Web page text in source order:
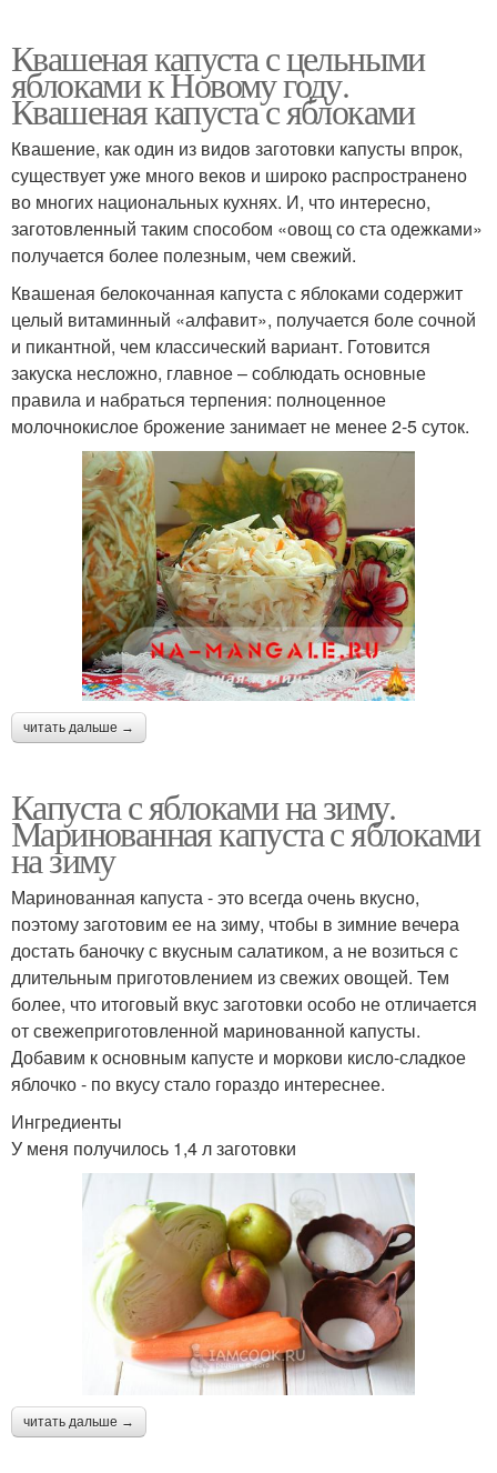
Квашеная капуста с цельными
яблоками к Новому году.
Квашеная капуста с яблоками
Квашение, как один из видов заготовки капусты впрок,
существует уже много веков и широко распространено
во многих национальных кухнях. И, что интересно,
заготовленный таким способом «овощ со ста одежками»
получается более полезным, чем свежий.
Квашеная белокочанная капуста с яблоками содержит
целый витаминный «алфавит», получается боле сочной
и пикантной, чем классический вариант. Готовится
закуска несложно, главное – соблюдать основные
правила и набраться терпения: полноценное
молочнокислое брожение занимает не менее 2-5 суток.
читать дальше →
Капуста с яблоками на зиму.
Маринованная капуста с яблоками
на зиму
Маринованная капуста - это всегда очень вкусно,
поэтому заготовим ее на зиму, чтобы в зимние вечера
достать баночку с вкусным салатиком, а не возиться с
длительным приготовлением из свежих овощей. Тем
более, что итоговый вкус заготовки особо не отличается
от свежеприготовленной маринованной капусты.
Добавим к основным капусте и моркови кисло-сладкое
яблочко - по вкусу стало гораздо интереснее.
Ингредиенты
У меня получилось 1,4 л заготовки
читать дальше →